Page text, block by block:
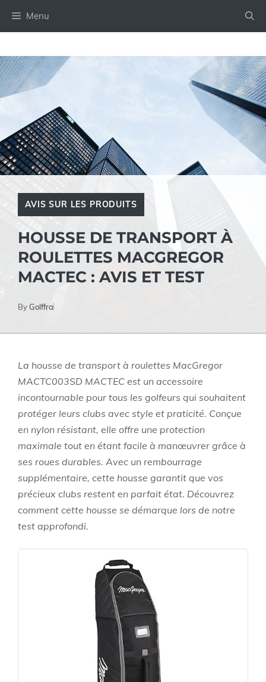
Menu
AVIS SUR LES PRODUITS
HOUSSE DE TRANSPORT À
ROULETTES MACGREGOR
MACTEC : AVIS ET TEST
ByGolffra
La housse de transport à roulettes MacGregor
MACTC003SD MACTEC est un accessoire
incontournable pour tous les golfeurs qui souhaitent
protéger leurs clubs avec style et praticité. Conçue
en nylon résistant, elle offre une protection
maximale tout en étant facile à manœuvrer grâce à
ses roues durables. Avec un rembourrage
supplémentaire, cette housse garantit que vos
précieux clubs restent en parfait état. Découvrez
comment cette housse se démarque lors de notre
test approfondi.